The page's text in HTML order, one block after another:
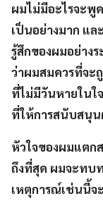
ผมไม่มีอะไรจะพู
เป็นอย่างมาก แ
รู้สึกของผมอย่าง
ว่าผมสมควรที่จะ
ที่ไม่มีวันหายในใ
ที่ให้การสนับสนุน
หัวใจของผมแตก
ถึงที่สุด ผมจะทบ
เหตุการณ์เช่นนี้